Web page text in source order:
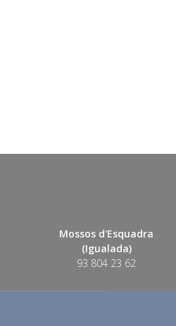
Mossos d'Esquadra
(Igualada)
93 804 23 62